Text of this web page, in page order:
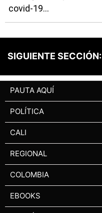
covid-19...
SIGUIENTE SECCIÓN:
PAUTA AQUÍ
POLÍTICA
CALI
REGIONAL
COLOMBIA
EBOOKS